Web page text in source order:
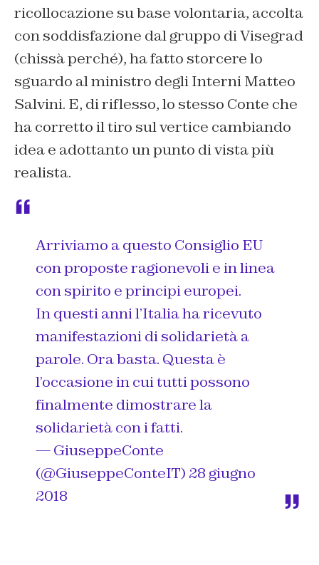
ricollocazione su base volontaria, accolta
con soddisfazione dal gruppo di Visegrad
(chissà perché), ha fatto storcere lo
sguardo al ministro degli Interni Matteo
Salvini. E, di riflesso, lo stesso Conte che
ha corretto il tiro sul vertice cambiando
idea e adottanto un punto di vista più
realista.
Arriviamo a questo Consiglio EU
con proposte ragionevoli e in linea
con spirito e principi europei.
In questi anni l’Italia ha ricevuto
manifestazioni di solidarietà a
parole. Ora basta. Questa è
l’occasione in cui tutti possono
finalmente dimostrare la
solidarietà con i fatti.
— GiuseppeConte
(@GiuseppeConteIT) 28 giugno
2018